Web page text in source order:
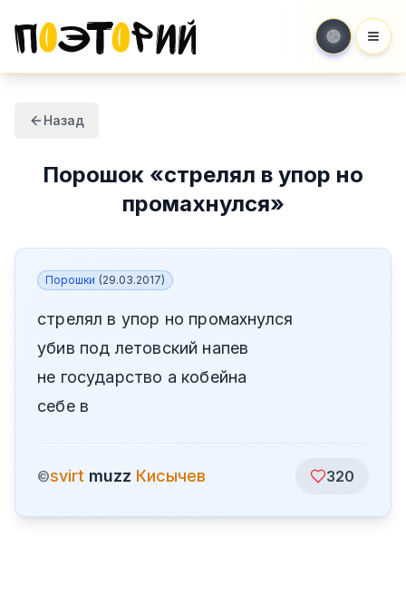
Назад
Порошок «стрелял в упор но
промахнулся»
Порошки (29.03.2017)
стрелял в упор но промахнулся
убив под летовский напев
не государство а кобейна
себе в
©svirt muzz Кисычев 320